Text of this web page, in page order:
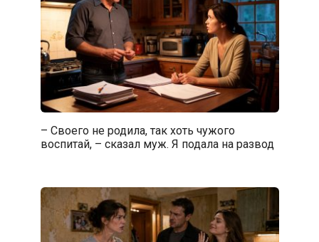
– Своего не родила, так хоть чужого
воспитай, – сказал муж. Я подала на развод